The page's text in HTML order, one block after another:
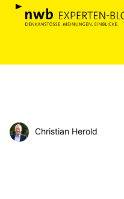
Christian Herold